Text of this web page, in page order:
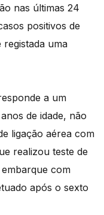
nas últimas 24
positivos de
registada uma
a um
de idade, não
ligação aérea com
realizou teste de
com
após o sexto